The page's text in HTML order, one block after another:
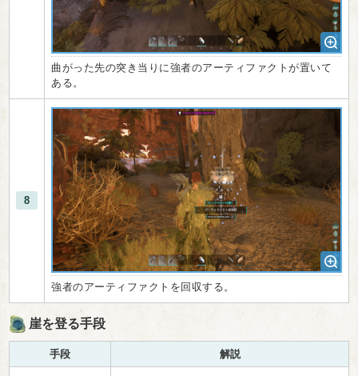
曲がった先の突き当りに強者のアーティファクトが置いて
ある。
8
強者のアーティファクトを回収する。
崖を登る手段
手段 解説